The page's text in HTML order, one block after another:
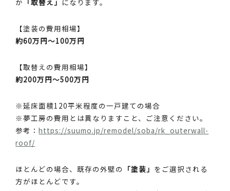
【塗装の費用相場】
約60万円～100万円
【取替えの費用相場】
約200万円～500万円
※延床面積120平米程度の一戸建ての場合
※夢工房の費用とは異なりますこと、ご注意ください。
参考：https://suumo.jp/remodel/soba/rk_outerwall-
roof/
ほとんどの場合、既存の外壁の 「塗装」 をご選択される
方がほとんどです。